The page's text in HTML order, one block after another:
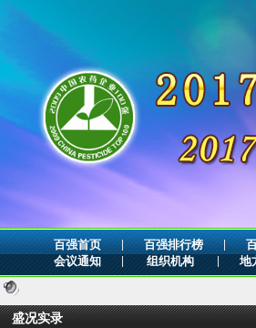
百强首页 | 百强排行榜 |
会议通知
| 组织机构 | 地
盛况实录